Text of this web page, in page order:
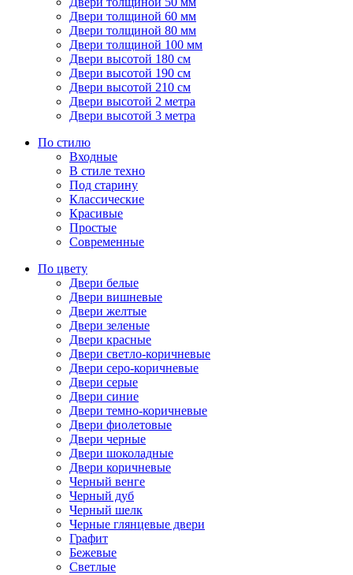
Двери толщиной 60 мм
Двери толщиной 80 мм
Двери толщиной 100 мм
Двери высотой 180 см
Двери высотой 190 см
Двери высотой 210 см
Двери высотой 2 метра
Двери высотой 3 метра
По стилю
Входные
В стиле техно
Под старину
Классические
Красивые
Простые
Современные
По цвету
Двери белые
Двери вишневые
Двери желтые
Двери зеленые
Двери красные
Двери светло-коричневые
Двери серо-коричневые
Двери серые
Двери синие
Двери темно-коричневые
Двери фиолетовые
Двери черные
Двери шоколадные
Двери коричневые
Черный венге
Черный дуб
Черный шелк
Черные глянцевые двери
Графит
Бежевые
Светлые